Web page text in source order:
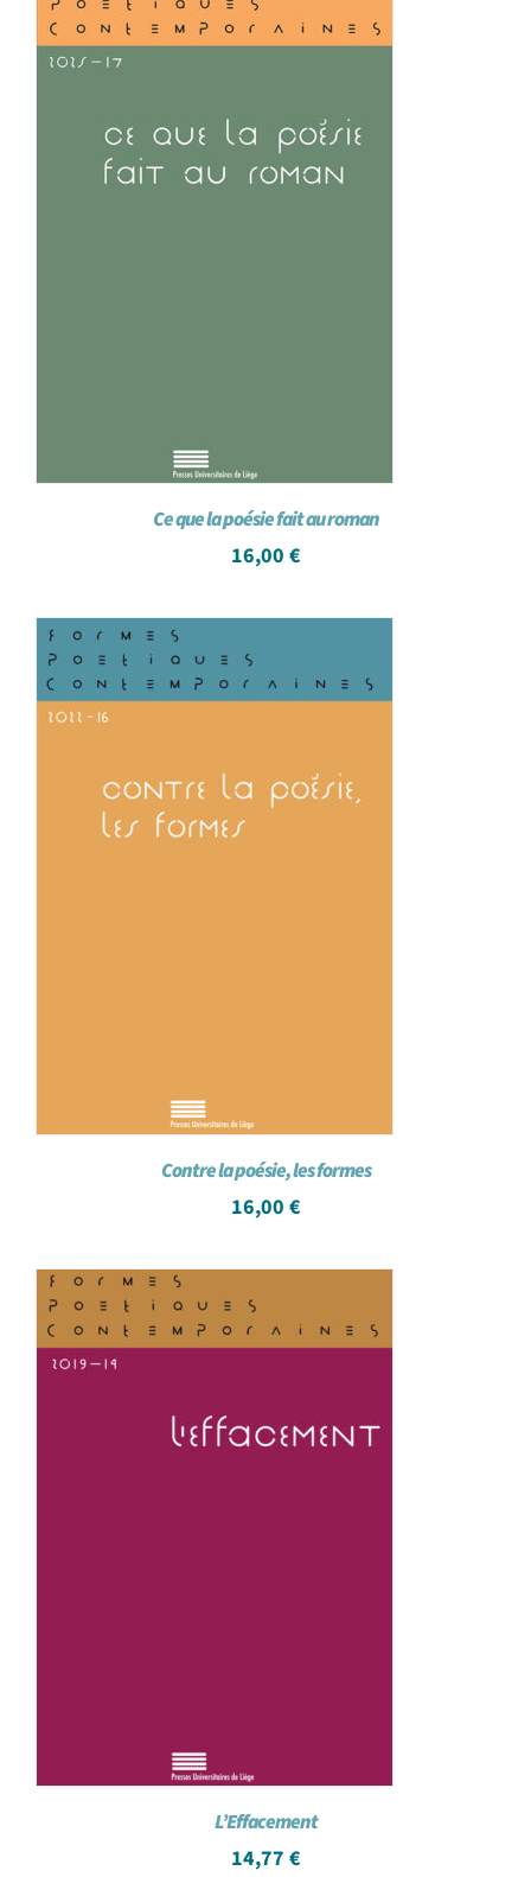
Achat en ligne
Ce que la poésie fait au roman
16,00 €
Contre la poésie, les formes
16,00 €
L’Effacement
14,77 €